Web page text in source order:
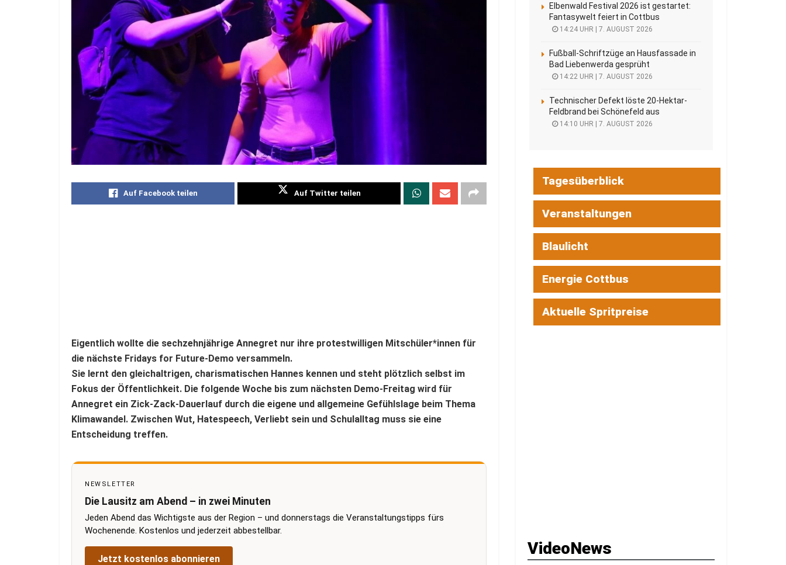
Auf Facebook teilen Auf Twitter teilen
Eigentlich wollte die sechzehnjährige Annegret nur ihre protestwilligen Mitschüler*innen für
die nächste Fridays for Future-Demo versammeln.
Sie lernt den gleichaltrigen, charismatischen Hannes kennen und steht plötzlich selbst im
Fokus der Öffentlichkeit. Die folgende Woche bis zum nächsten Demo-Freitag wird für
Annegret ein Zick-Zack-Dauerlauf durch die eigene und allgemeine Gefühlslage beim Thema
Klimawandel. Zwischen Wut, Hatespeech, Verliebt sein und Schulalltag muss sie eine
Entscheidung treffen.
NEWSLETTER
Die Lausitz am Abend – in zwei Minuten
Jeden Abend das Wichtigste aus der Region – und donnerstags die Veranstaltungstipps fürs
Wochenende. Kostenlos und jederzeit abbestellbar.
Jetzt kostenlos abonnieren
Elbenwald Festival 2026 ist gestartet:
Fantasywelt feiert in Cottbus
14:24 UHR | 7. AUGUST 2026
Fußball-Schriftzüge an Hausfassade in
Bad Liebenwerda gesprüht
14:22 UHR | 7. AUGUST 2026
Technischer Defekt löste 20-Hektar-
Feldbrand bei Schönefeld aus
14:10 UHR | 7. AUGUST 2026
Tagesüberblick
Veranstaltungen
Blaulicht
Energie Cottbus
Aktuelle Spritpreise
VideoNews